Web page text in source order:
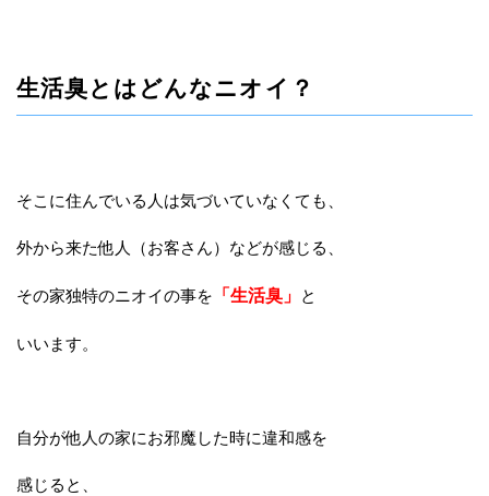
生活臭とはどんなニオイ？
そこに住んでいる人は気づいていなくても、
外から来た他人（お客さん）などが感じる、
その家独特のニオイの事を 「生活臭」 と
いいます。
自分が他人の家にお邪魔した時に違和感を
感じると、